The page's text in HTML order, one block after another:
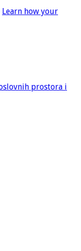
Learn how your